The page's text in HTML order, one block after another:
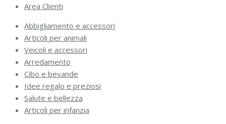
Area Clienti
Abbigliamento e accessori
Articoli per animali
Veicoli e accessori
Arredamento
Cibo e bevande
Idee regalo e preziosi
Salute e bellezza
Articoli per infanzia